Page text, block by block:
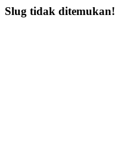
Slug tidak ditemukan!